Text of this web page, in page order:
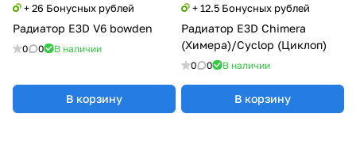
+ 26 Бонусных рублей
Радиатор E3D V6 bowden
0 0 В наличии
В корзину
+ 12.5 Бонусных рублей
Радиатор E3D Chimera
(Химера)/Cyclop (Циклоп)
0 0 В наличии
В корзину